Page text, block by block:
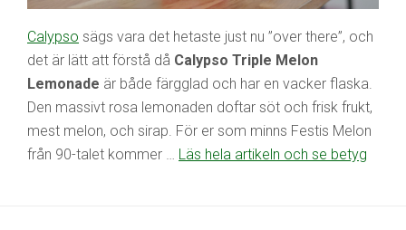
Calypso sägs vara det hetaste just nu ”over there”, och
det är lätt att förstå då Calypso Triple Melon
Lemonade är både färgglad och har en vacker flaska.
Den massivt rosa lemonaden doftar söt och frisk frukt,
mest melon, och sirap. För er som minns Festis Melon
från 90-talet kommer … Läs hela artikeln och se betyg